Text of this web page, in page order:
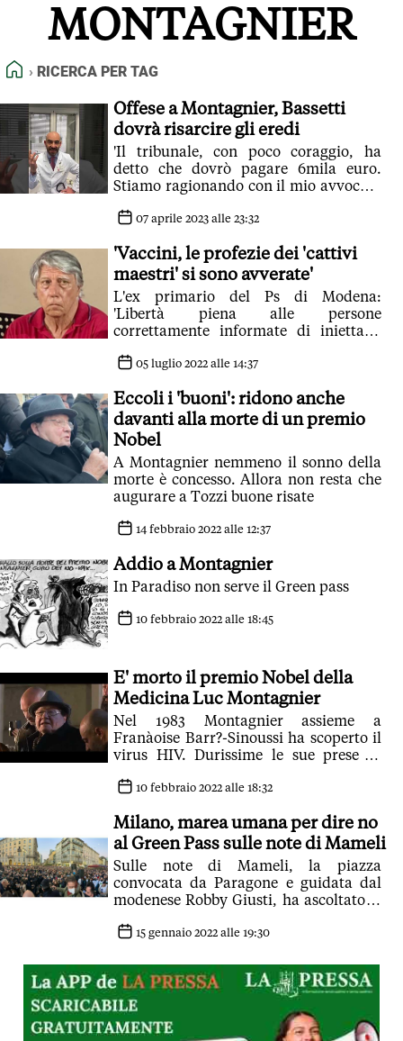
FEED RSS
NORMATIVE DEONTOLOGICHE
TERMINI e CONDIZIONI
MONTAGNIER
HOME
RICERCA PER TAG
Offese a Montagnier, Bassetti
dovrà risarcire gli eredi
'Il tribunale, con poco coraggio, ha
detto che dovrò pagare 6mila euro.
Stiamo ragionando con il mio avvocato
07 aprile 2023 alle 23:32
'Vaccini, le profezie dei 'cattivi
maestri' si sono avverate'
L'ex primario del Ps di Modena:
'Libertà piena alle persone
correttamente informate di iniettarsi
libertà e nessuna ritorsione per chi si
05 luglio 2022 alle 14:37
Eccoli i 'buoni': ridono anche
davanti alla morte di un premio
Nobel
A Montagnier nemmeno il sonno della
morte è concesso. Allora non resta che
augurare a Tozzi buone risate
14 febbraio 2022 alle 12:37
Addio a Montagnier
In Paradiso non serve il Green pass
10 febbraio 2022 alle 18:45
E' morto il premio Nobel della
Medicina Luc Montagnier
Nel 1983 Montagnier assieme a
Franàoise Barr?-Sinoussi ha scoperto il
virus HIV. Durissime le sue prese di
vaccinale
10 febbraio 2022 alle 18:32
Milano, marea umana per dire no
al Green Pass sulle note di Mameli
Sulle note di Mameli, la piazza
convocata da Paragone e guidata dal
modenese Robby Giusti, ha ascoltato le
giornalisti, medici
15 gennaio 2022 alle 19:30